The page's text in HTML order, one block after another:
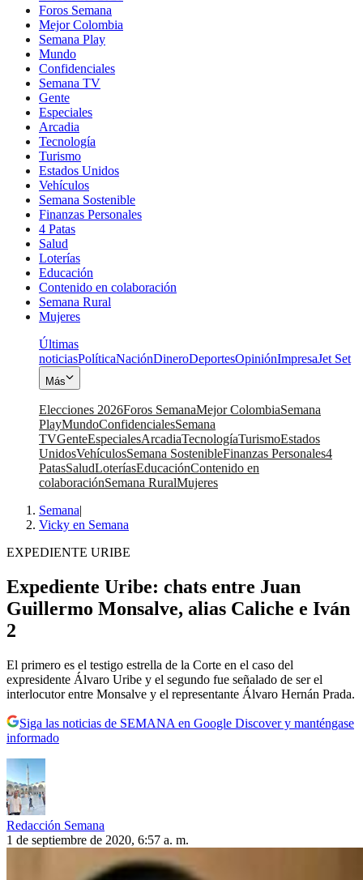
Foros Semana
Mejor Colombia
Semana Play
Mundo
Confidenciales
Semana TV
Gente
Especiales
Arcadia
Tecnología
Turismo
Estados Unidos
Vehículos
Semana Sostenible
Finanzas Personales
4 Patas
Salud
Loterías
Educación
Contenido en colaboración
Semana Rural
Mujeres
Últimas
noticiasPolíticaNaciónDineroDeportesOpiniónImpresaJet Set
Más
Elecciones 2026Foros SemanaMejor ColombiaSemana
PlayMundoConfidencialesSemana
TVGenteEspecialesArcadiaTecnologíaTurismoEstados
UnidosVehículosSemana SostenibleFinanzas Personales4
PatasSaludLoteríasEducaciónContenido en
colaboraciónSemana RuralMujeres
Semana|
Vicky en Semana
EXPEDIENTE URIBE
Expediente Uribe: chats entre Juan
Guillermo Monsalve, alias Caliche e Iván
2
El primero es el testigo estrella de la Corte en el caso del
expresidente Álvaro Uribe y el segundo fue señalado de ser el
interlocutor entre Monsalve y el representante Álvaro Hernán Prada.
Siga las noticias de SEMANA en Google Discover y manténgase
informado
Redacción Semana
1 de septiembre de 2020, 6:57 a. m.